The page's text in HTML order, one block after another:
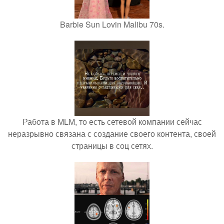
Barbie Sun Lovin Malibu 70s.
Работа в MLM, то есть сетевой компании сейчас
неразрывно связана с создание своего контента, своей
страницы в соц сетях.